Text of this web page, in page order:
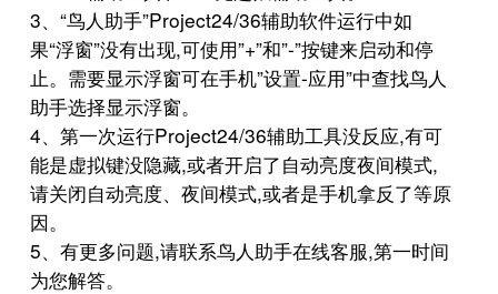
3、“鸟人助手”Project24/36辅助软件运行中如
果“浮窗”没有出现,可使用”+”和”-”按键来启动和停
止。需要显示浮窗可在手机”设置-应用”中查找鸟人
助手选择显示浮窗。
4、第一次运行Project24/36辅助工具没反应,有可
能是虚拟键没隐藏,或者开启了自动亮度夜间模式,
请关闭自动亮度、夜间模式,或者是手机拿反了等原
因。
5、有更多问题,请联系鸟人助手在线客服,第一时间
为您解答。